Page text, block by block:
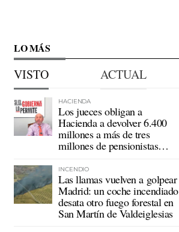
LO MÁS
VISTO ACTUAL
HACIENDA
Los jueces obligan a
Hacienda a devolver 6.400
millones a más de tres
millones de pensionistas
INCENDIO
Las llamas vuelven a golpear
Madrid: un coche incendiado
desata otro fuego forestal en
San Martín de Valdeiglesias